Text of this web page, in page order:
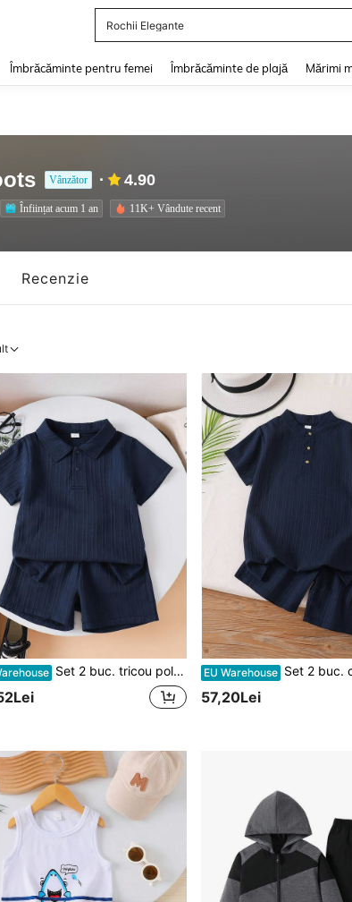
Rochii De Vară
Îmbrăcăminte pentru femei Îmbrăcăminte de plajă Mărimi
Vânzător 4.90
Înființat acum 1 an 11K+ Vândute recent
Recenzie
Set 2 buc. tricou polo și pantaloni scurți în culoare solidă pentru băieți, vară, casual, pentru vacanță, școală, 4-7 ani EU Warehouse Set 2 buc. cămașă și pantaloni scurți din jacquard cu nasturi în față pentru
57,20Lei